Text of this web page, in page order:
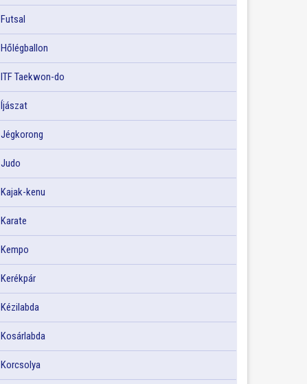
Futsal
Hőlégballon
ITF Taekwon-do
Íjászat
Jégkorong
Judo
Kajak-kenu
Karate
Kempo
Kerékpár
Kézilabda
Kosárlabda
Korcsolya